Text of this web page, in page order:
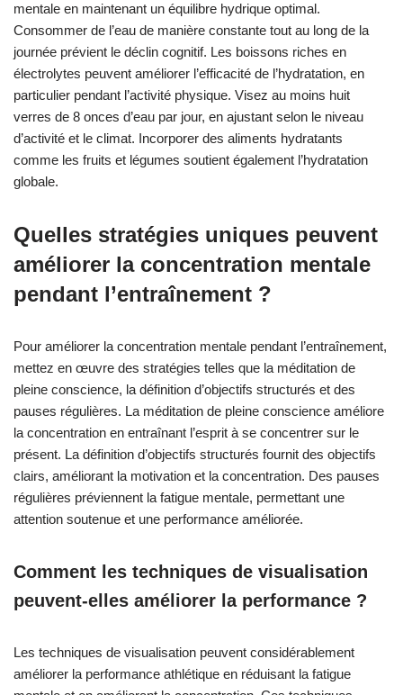
mentale en maintenant un équilibre hydrique optimal.
Consommer de l’eau de manière constante tout au long de la
journée prévient le déclin cognitif. Les boissons riches en
électrolytes peuvent améliorer l’efficacité de l’hydratation, en
particulier pendant l’activité physique. Visez au moins huit
verres de 8 onces d’eau par jour, en ajustant selon le niveau
d’activité et le climat. Incorporer des aliments hydratants
comme les fruits et légumes soutient également l’hydratation
globale.
Quelles stratégies uniques peuvent
améliorer la concentration mentale
pendant l’entraînement ?
Pour améliorer la concentration mentale pendant l’entraînement,
mettez en œuvre des stratégies telles que la méditation de
pleine conscience, la définition d’objectifs structurés et des
pauses régulières. La méditation de pleine conscience améliore
la concentration en entraînant l’esprit à se concentrer sur le
présent. La définition d’objectifs structurés fournit des objectifs
clairs, améliorant la motivation et la concentration. Des pauses
régulières préviennent la fatigue mentale, permettant une
attention soutenue et une performance améliorée.
Comment les techniques de visualisation
peuvent-elles améliorer la performance ?
Les techniques de visualisation peuvent considérablement
améliorer la performance athlétique en réduisant la fatigue